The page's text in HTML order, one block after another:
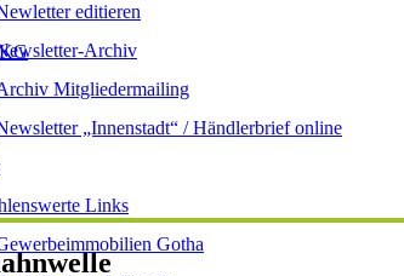
editieren
Archiv
Mitgliedermailing
„Innenstadt“ / Händlerbrief online
Links
Gotha